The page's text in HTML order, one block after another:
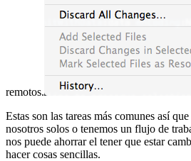
remotos.
Estas son las tareas más comunes así
nosotros solos o tenemos un flujo de
nos puede ahorrar el tener que estar
hacer cosas sencillas.